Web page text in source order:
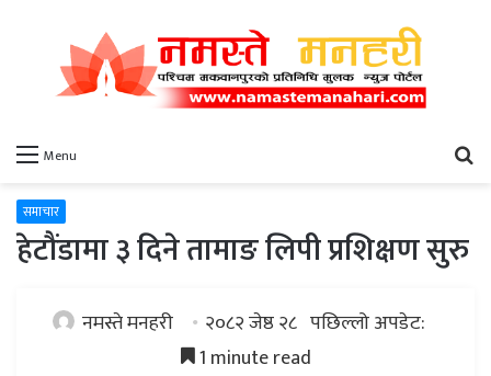
Menu
समाचार
हेटौंडामा ३ दिने तामाङ लिपी प्रशिक्षण सुरु
नमस्ते मनहरी २०८२ जेष्ठ २८ पछिल्लो अपडेट:
1 minute read